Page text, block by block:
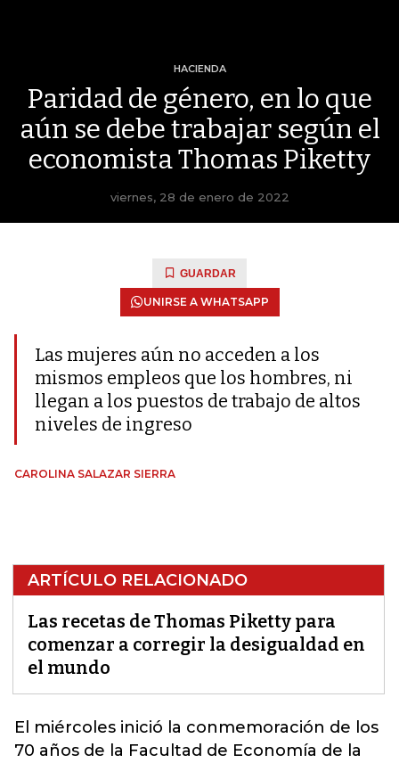
HACIENDA
Paridad de género, en lo que
aún se debe trabajar según el
economista Thomas Piketty
viernes, 28 de enero de 2022
GUARDAR
UNIRSE A WHATSAPP
Las mujeres aún no acceden a los
mismos empleos que los hombres, ni
llegan a los puestos de trabajo de altos
niveles de ingreso
CAROLINA SALAZAR SIERRA
ARTÍCULO RELACIONADO
Las recetas de Thomas Piketty para
comenzar a corregir la desigualdad en
el mundo
El miércoles inició la conmemoración de los
70 años de la Facultad de Economía de la